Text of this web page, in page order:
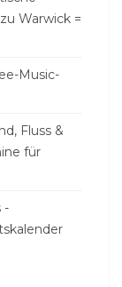
zu Warwick =
Music-
Fluss &
für
-